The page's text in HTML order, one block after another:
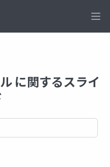
に関するスライ